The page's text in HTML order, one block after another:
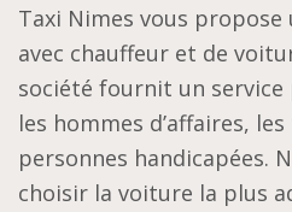
Taxi Nimes vous
avec chauffeur et de
société fournit un
les hommes d’affaires,
personnes handicapées.
choisir la voiture la plus